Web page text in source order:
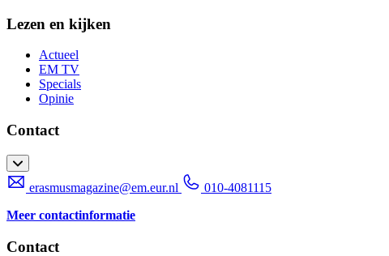
Lezen en kijken
Actueel
EM TV
Specials
Opinie
Contact
erasmusmagazine@em.eur.nl
010-4081115
Meer contactinformatie
Contact